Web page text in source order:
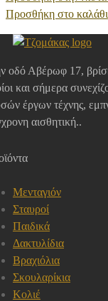
Προσθήκη στο καλάθι
οδό Αβέρωφ 17,
και σήμερα
έργων τέχνης,
αισθητική..
Μενταγιόν
Σταυροί
Παιδικά
Δακτυλίδια
Βραχιόλια
Σκουλαρίκια
Κολιέ